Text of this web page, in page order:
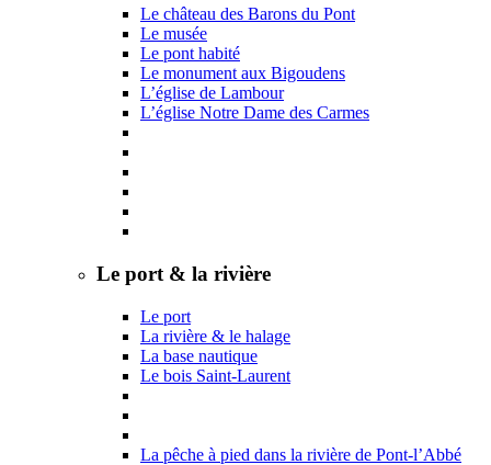
Le château des Barons du Pont
Le musée
Le pont habité
Le monument aux Bigoudens
L’église de Lambour
L’église Notre Dame des Carmes
Le port & la rivière
Le port
La rivière & le halage
La base nautique
Le bois Saint-Laurent
La pêche à pied dans la rivière de Pont-l’Abbé